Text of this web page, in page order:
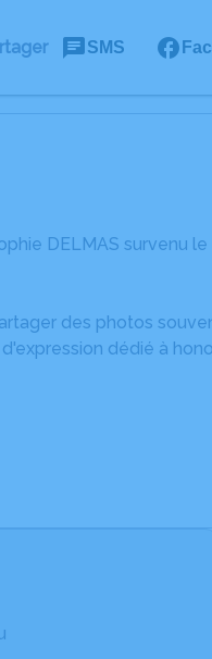
SMS
DELMAS survenu
des photos
dédié à